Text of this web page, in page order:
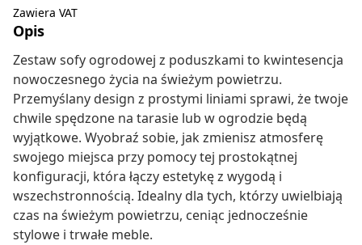
Zawiera VAT
Opis
Zestaw sofy ogrodowej z poduszkami to kwintesencja
nowoczesnego życia na świeżym powietrzu.
Przemyślany design z prostymi liniami sprawi, że twoje
chwile spędzone na tarasie lub w ogrodzie będą
wyjątkowe. Wyobraź sobie, jak zmienisz atmosferę
swojego miejsca przy pomocy tej prostokątnej
konfiguracji, która łączy estetykę z wygodą i
wszechstronnością. Idealny dla tych, którzy uwielbiają
czas na świeżym powietrzu, ceniąc jednocześnie
stylowe i trwałe meble.